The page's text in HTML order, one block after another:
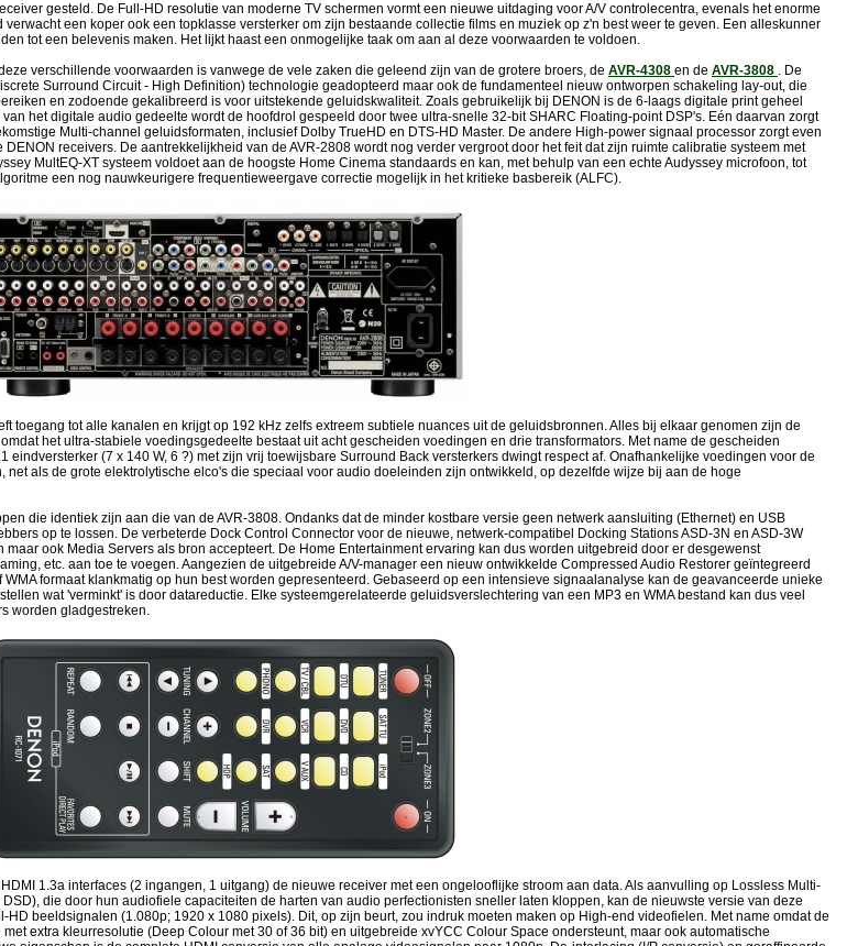
gesteld. De Full-HD resolutie van moderne TV schermen vormt een nieuwe uitdaging voor A/V controlecentra, evenals het enorme
een koper ook een topklasse versterker om zijn bestaande collectie films en muziek op z'n best weer te geven. Een alleskunner
tot een belevenis maken. Het lijkt haast een onmogelijke taak om aan al deze voorwaarden te voldoen.
verschillende voorwaarden is vanwege de vele zaken die geleend zijn van de grotere broers, de AVR-4308 en de AVR-3808 . De
Surround Circuit - High Definition) technologie geadopteerd maar ook de fundamenteel nieuw ontworpen schakeling lay-out, die
en zodoende gekalibreerd is voor uitstekende geluidskwaliteit. Zoals gebruikelijk bij DENON is de 6-laags digitale print geheel
het digitale audio gedeelte wordt de hoofdrol gespeeld door twee ultra-snelle 32-bit SHARC Floating-point DSP's. Eén daarvan zorgt
Multi-channel geluidsformaten, inclusief Dolby TrueHD en DTS-HD Master. De andere High-power signaal processor zorgt even
receivers. De aantrekkelijkheid van de AVR-2808 wordt nog verder vergroot door het feit dat zijn ruimte calibratie systeem met
MultEQ-XT systeem voldoet aan de hoogste Home Cinema standaards en kan, met behulp van een echte Audyssey microfoon, tot
een nog nauwkeurigere frequentieweergave correctie mogelijk in het kritieke basbereik (ALFC).
toegang tot alle kanalen en krijgt op 192 kHz zelfs extreem subtiele nuances uit de geluidsbronnen. Alles bij elkaar genomen zijn de
het ultra-stabiele voedingsgedeelte bestaat uit acht gescheiden voedingen en drie transformators. Met name de gescheiden
(7 x 140 W, 6 ?) met zijn vrij toewijsbare Surround Back versterkers dwingt respect af. Onafhankelijke voedingen voor de
als de grote elektrolytische elco's die speciaal voor audio doeleinden zijn ontwikkeld, op dezelfde wijze bij aan de hoge
die identiek zijn aan die van de AVR-3808. Ondanks dat de minder kostbare versie geen netwerk aansluiting (Ethernet) en USB
op te lossen. De verbeterde Dock Control Connector voor de nieuwe, netwerk-compatibel Docking Stations ASD-3N en ASD-3W
ook Media Servers als bron accepteert. De Home Entertainment ervaring kan dus worden uitgebreid door er desgewenst
etc. aan toe te voegen. Aangezien de uitgebreide A/V-manager een nieuw ontwikkelde Compressed Audio Restorer geïntegreerd
formaat klankmatig op hun best worden gepresenteerd. Gebaseerd op een intensieve signaalanalyse kan de geavanceerde unieke
wat 'verminkt' is door datareductie. Elke systeemgerelateerde geluidsverslechtering van een MP3 en WMA bestand kan dus veel
worden gladgestreken.
1.3a interfaces (2 ingangen, 1 uitgang) de nieuwe receiver met een ongelooflijke stroom aan data. Als aanvulling op Lossless Multi-
die door hun audiofiele capaciteiten de harten van audio perfectionisten sneller laten kloppen, kan de nieuwste versie van deze
beeldsignalen (1.080p; 1920 x 1080 pixels). Dit, op zijn beurt, zou indruk moeten maken op High-end videofielen. Met name omdat de
extra kleurresolutie (Deep Colour met 30 of 36 bit) en uitgebreide xvYCC Colour Space ondersteunt, maar ook automatische